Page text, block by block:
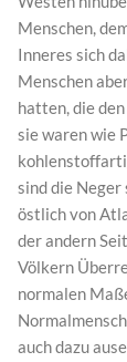
Menschen,
Inneres sich
Menschen
hatten, die
sie waren wie
sind die Neger
östlich von
der andern
Völkern
normalen
auch dazu